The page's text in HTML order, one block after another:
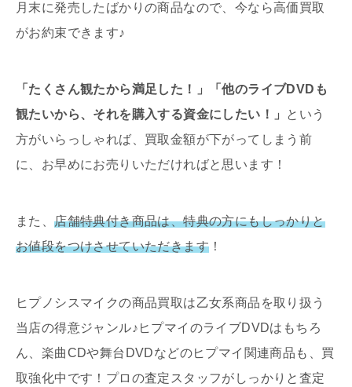
月末に発売したばかりの商品なので、今なら高価買取
がお約束できます♪
「たくさん観たから満足した！」「他のライブDVDも
観たいから、それを購入する資金にしたい！」 という
方がいらっしゃれば、買取金額が下がってしまう前
に、お早めにお売りいただければと思います！
また、店舗特典付き商品は、特典の方にもしっかりと
お値段をつけさせていただきます ！
ヒプノシスマイクの商品買取は乙女系商品を取り扱う
当店の得意ジャンル♪ヒプマイのライブDVDはもちろ
ん、楽曲CDや舞台DVDなどのヒプマイ関連商品も、買
取強化中です！プロの査定スタッフがしっかりと査定